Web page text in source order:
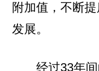
附加值，不断
发展。
经过33年